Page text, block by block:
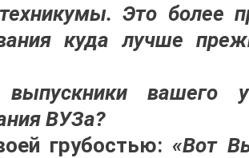
Это более
куда лучше
вашего
ВУЗа?
грубостью: «Вот